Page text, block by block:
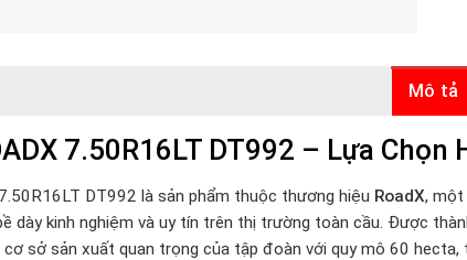
Mô tả
7.50R16LT DT992 – Lựa Chọn
DT992 là sản phẩm thuộc thương hiệu RoadX, một
dày kinh nghiệm và uy tín trên thị trường toàn cầu. Được
sở sản xuất quan trọng của tập đoàn với quy mô 60